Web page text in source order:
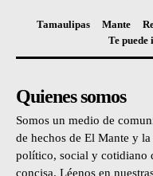
Tamaulipas Mante
Te puede
Quienes somos
Somos un medio de
de hechos de El Mante y
político, social y cotidiano
concisa. Léenos en